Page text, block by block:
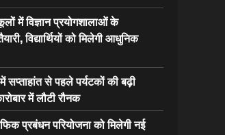
में विज्ञान प्रयोगशालाओं के
विद्यार्थियों को मिलेगी आधुनिक
सप्ताहांत से पहले पर्यटकों की बढ़ी
में लौटी रौनक
प्रबंधन परियोजना को मिलेगी नई